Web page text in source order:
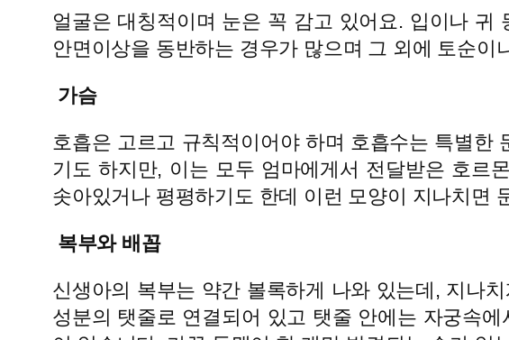
얼굴은 대칭적이며 눈은 꼭 감고 있어요. 입이나
안면이상을 동반하는 경우가 많으며 그 외에 토순
가슴
호흡은 고르고 규칙적이어야 하며 호흡수는 특별한
기도 하지만, 이는 모두 엄마에게서 전달받은 호르
솟아있거나 평평하기도 한데 이런 모양이 지나치면
복부와 배꼽
신생아의 복부는 약간 볼록하게 나와 있는데, 지나
성분의 탯줄로 연결되어 있고 탯줄 안에는 자궁속